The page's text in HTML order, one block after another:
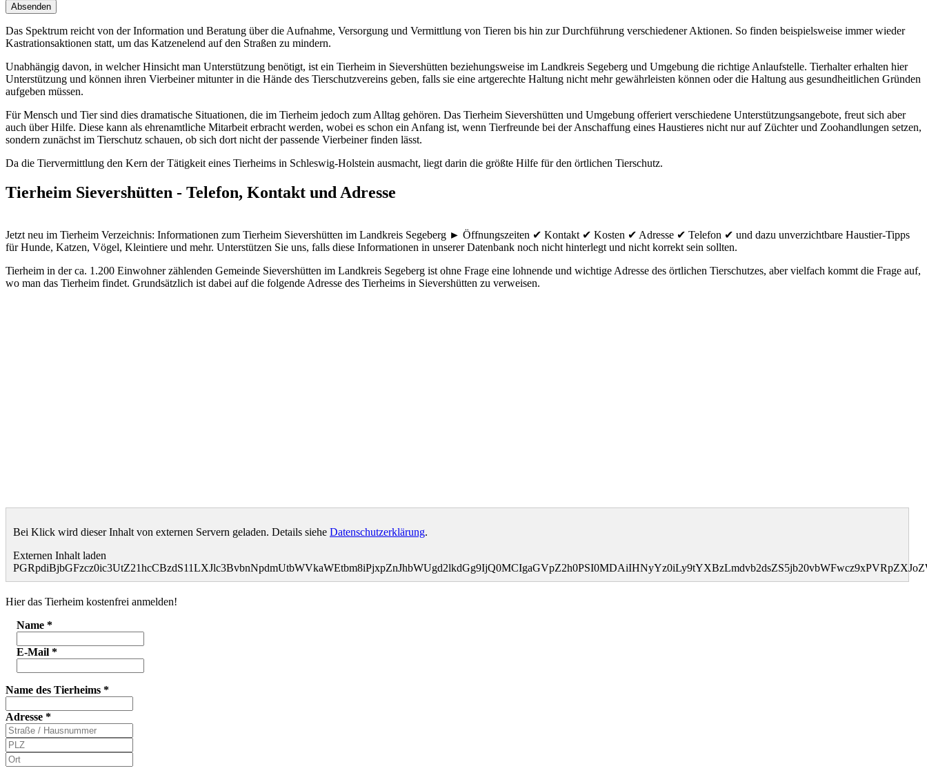
Absenden
Das Spektrum reicht von der Information und Beratung über die Aufnahme, Versorgung und Vermittlung von Tieren bis hin zur Durchführung verschiedener Aktionen. So finden beispielsweise immer wieder
Kastrationsaktionen statt, um das Katzenelend auf den Straßen zu mindern.
Unabhängig davon, in welcher Hinsicht man Unterstützung benötigt, ist ein Tierheim in Sievershütten beziehungsweise im Landkreis Segeberg und Umgebung die richtige Anlaufstelle. Tierhalter erhalten hier
Unterstützung und können ihren Vierbeiner mitunter in die Hände des Tierschutzvereins geben, falls sie eine artgerechte Haltung nicht mehr gewährleisten können oder die Haltung aus gesundheitlichen Gründen
aufgeben müssen.
Für Mensch und Tier sind dies dramatische Situationen, die im Tierheim jedoch zum Alltag gehören. Das Tierheim Sievershütten und Umgebung offeriert verschiedene Unterstützungsangebote, freut sich aber
auch über Hilfe. Diese kann als ehrenamtliche Mitarbeit erbracht werden, wobei es schon ein Anfang ist, wenn Tierfreunde bei der Anschaffung eines Haustieres nicht nur auf Züchter und Zoohandlungen setzen,
sondern zunächst im Tierschutz schauen, ob sich dort nicht der passende Vierbeiner finden lässt.
Da die Tiervermittlung den Kern der Tätigkeit eines Tierheims in Schleswig-Holstein ausmacht, liegt darin die größte Hilfe für den örtlichen Tierschutz.
Tierheim Sievershütten - Telefon, Kontakt und Adresse
Jetzt neu im Tierheim Verzeichnis: Informationen zum Tierheim Sievershütten im Landkreis Segeberg ► Öffnungszeiten ✔ Kontakt ✔ Kosten ✔ Adresse ✔ Telefon ✔ und dazu unverzichtbare Haustier-Tipps
für Hunde, Katzen, Vögel, Kleintiere und mehr. Unterstützen Sie uns, falls diese Informationen in unserer Datenbank noch nicht hinterlegt und nicht korrekt sein sollten.
Tierheim in der ca. 1.200 Einwohner zählenden Gemeinde Sievershütten im Landkreis Segeberg ist ohne Frage eine lohnende und wichtige Adresse des örtlichen Tierschutzes, aber vielfach kommt die Frage auf,
wo man das Tierheim findet. Grundsätzlich ist dabei auf die folgende Adresse des Tierheims in Sievershütten zu verweisen.
Bei Klick wird dieser Inhalt von externen Servern geladen. Details siehe Datenschutzerklärung.
Externen Inhalt laden
Hier das Tierheim kostenfrei anmelden!
Name *
E-Mail *
Name des Tierheims *
Adresse *